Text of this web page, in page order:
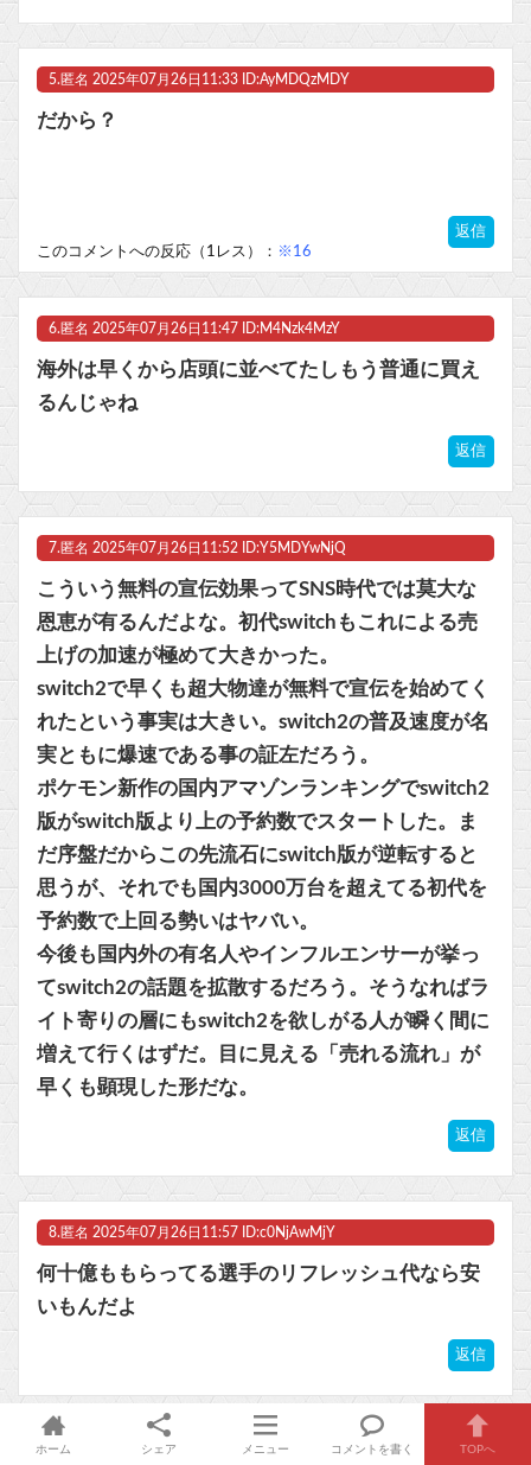
5. 匿名 2025年07月26日11:33 ID:AyMDQzMDY
だから？
返信
このコメントへの反応（1レス）： ※16
6. 匿名 2025年07月26日11:47 ID:M4Nzk4MzY
海外は早くから店頭に並べてたしもう普通に買え
るんじゃね
返信
7. 匿名 2025年07月26日11:52 ID:Y5MDYwNjQ
こういう無料の宣伝効果ってSNS時代では莫大な
恩恵が有るんだよな。初代switchもこれによる売
上げの加速が極めて大きかった。
switch2で早くも超大物達が無料で宣伝を始めてく
れたという事実は大きい。switch2の普及速度が名
実ともに爆速である事の証左だろう。
ポケモン新作の国内アマゾンランキングでswitch2
版がswitch版より上の予約数でスタートした。ま
だ序盤だからこの先流石にswitch版が逆転すると
思うが、それでも国内3000万台を超えてる初代を
予約数で上回る勢いはヤバい。
今後も国内外の有名人やインフルエンサーが挙っ
てswitch2の話題を拡散するだろう。そうなればラ
イト寄りの層にもswitch2を欲しがる人が瞬く間に
増えて行くはずだ。目に見える「売れる流れ」が
早くも顕現した形だな。
返信
8. 匿名 2025年07月26日11:57 ID:c0NjAwMjY
何十億ももらってる選手のリフレッシュ代なら安
いもんだよ
返信
9.匿名 2025年07月26日12:05 ID:E0ODczMzg
ホーム シェア メニュー コメントを書く TOPへ